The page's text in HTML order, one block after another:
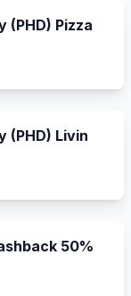
(PHD) Pizza
(PHD) Livin
50%